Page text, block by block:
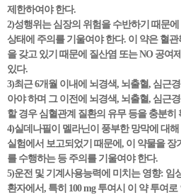
제한하여야 한다.
2)성행위는 심장의 위험을 수반하기 때문
상태에 주의를 기울여야 한다. 이 약은 혈
을 갖고 있기 때문에 질산염 또는 NO 공여
있다.
3)최근 6개월 이내에 뇌경색, 뇌출혈, 심근
아야 하며 그 이전에 뇌경색, 뇌출혈, 심근
할 경우 심혈관계 질환의 유무 등을 충분히
4)실데나필이 멜라닌이 풍부한 망막에 대
실험에서 보고되었기 때문에, 이 약물을
를 수행하는 등 주의를 기울여야 한다.
5)운전 및 기계사용능력에 미치는 영향: 임
환자에서, 특히 100 mg 투여시 이 약 투여